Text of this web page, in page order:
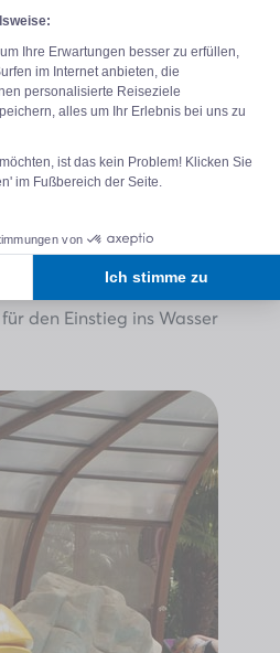
von 10:00 bis 20:00
von 10:00 bis 19:00
ist im Erlebnisbad
Campingplatzes ist für
den Einstieg ins Wasser